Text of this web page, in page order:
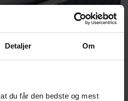
Detaljer Om
du får den bedste og mest